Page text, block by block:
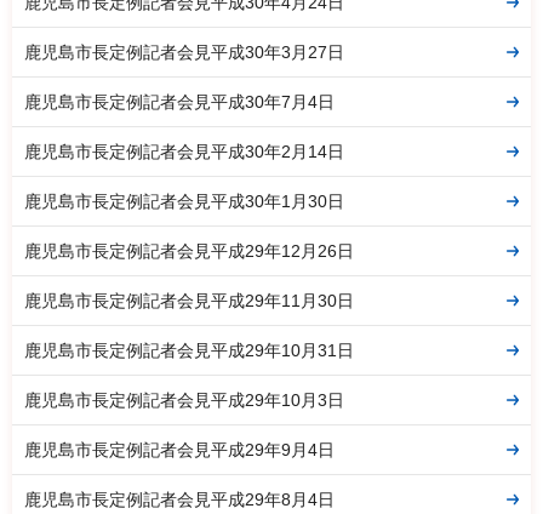
鹿児島市長定例記者会見平成30年3月27日
鹿児島市長定例記者会見平成30年7月4日
鹿児島市長定例記者会見平成30年2月14日
鹿児島市長定例記者会見平成30年1月30日
鹿児島市長定例記者会見平成29年12月26日
鹿児島市長定例記者会見平成29年11月30日
鹿児島市長定例記者会見平成29年10月31日
鹿児島市長定例記者会見平成29年10月3日
鹿児島市長定例記者会見平成29年9月4日
鹿児島市長定例記者会見平成29年8月4日